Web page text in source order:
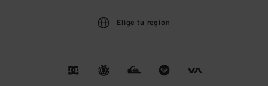
Elige tu región